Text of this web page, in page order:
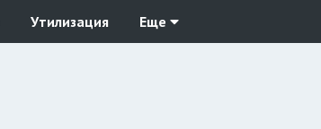
Утилизация Еще